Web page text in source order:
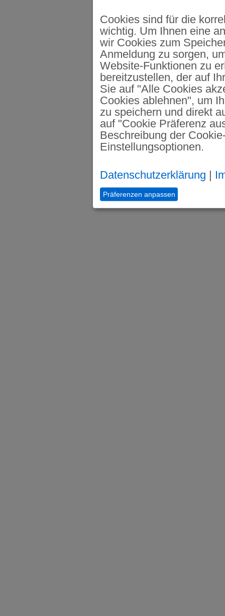
Cookies sind für die
wichtig. Um Ihnen eine
wir Cookies zum
Anmeldung zu sorgen,
Website-Funktionen zu
bereitzustellen, der auf
Sie auf "Alle Cookies
Cookies ablehnen", um
zu speichern und direkt
auf "Cookie Präferenz
Beschreibung der
Einstellungsoptionen.
Datenschutzerklärung |
Präferenzen anpassen